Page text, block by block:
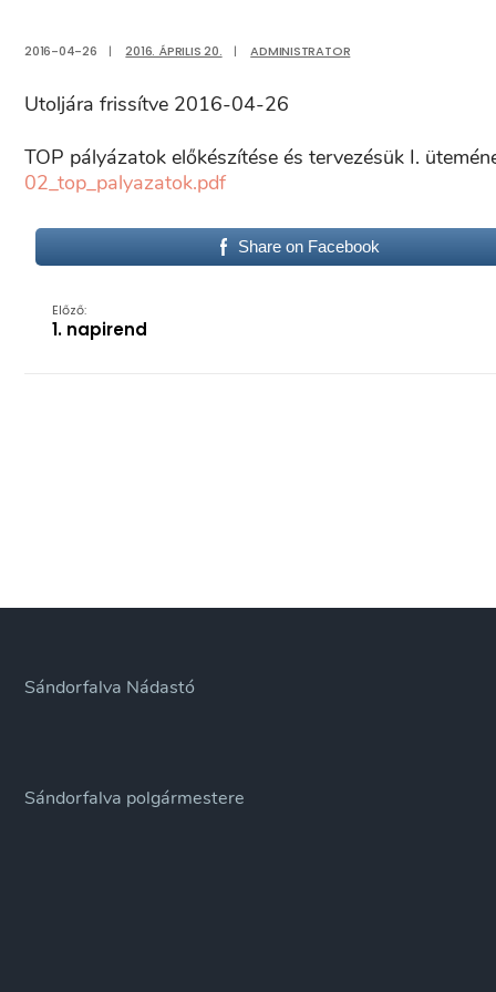
2016-04-26 | 2016. ÁPRILIS 20. | ADMINISTRATOR
Utoljára frissítve 2016-04-26
TOP pályázatok előkészítése és tervezésük I.
02_top_palyazatok.pdf
Share on Facebook
Előző:
1. napirend
Sándorfalva Nádastó
Sándorfalva polgármestere